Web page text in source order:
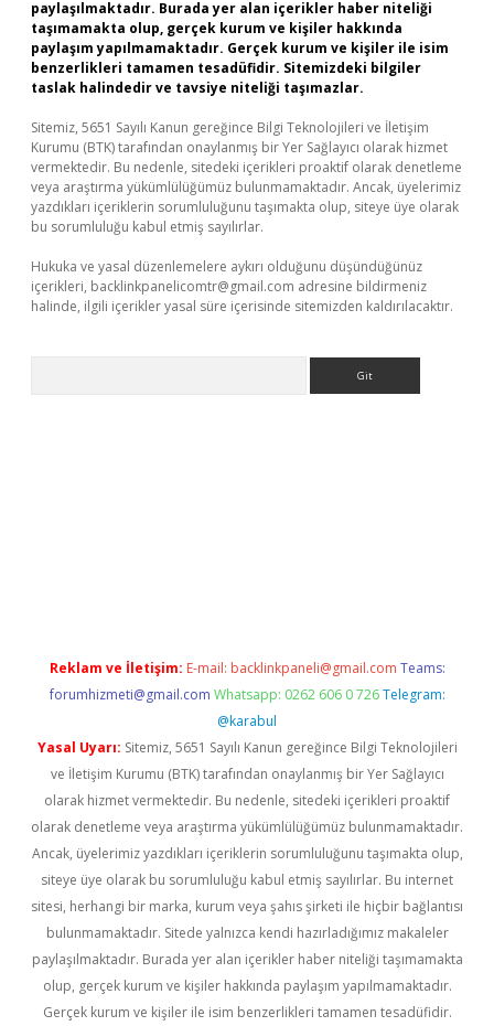
paylaşılmaktadır. Burada yer alan içerikler haber niteliği
taşımamakta olup, gerçek kurum ve kişiler hakkında
paylaşım yapılmamaktadır. Gerçek kurum ve kişiler ile isim
benzerlikleri tamamen tesadüfidir. Sitemizdeki bilgiler
taslak halindedir ve tavsiye niteliği taşımazlar.
Sitemiz, 5651 Sayılı Kanun gereğince Bilgi Teknolojileri ve İletişim
Kurumu (BTK) tarafından onaylanmış bir Yer Sağlayıcı olarak hizmet
vermektedir. Bu nedenle, sitedeki içerikleri proaktif olarak denetleme
veya araştırma yükümlülüğümüz bulunmamaktadır. Ancak, üyelerimiz
yazdıkları içeriklerin sorumluluğunu taşımakta olup, siteye üye olarak
bu sorumluluğu kabul etmiş sayılırlar.
Hukuka ve yasal düzenlemelere aykırı olduğunu düşündüğünüz
içerikleri, backlinkpanelicomtr@gmail.com adresine bildirmeniz
halinde, ilgili içerikler yasal süre içerisinde sitemizden kaldırılacaktır.
Reklam ve İletişim: E-mail: backlinkpaneli@gmail.com Teams:
forumhizmeti@gmail.com Whatsapp: 0262 606 0 726 Telegram:
@karabul
Yasal Uyarı: Sitemiz, 5651 Sayılı Kanun gereğince Bilgi Teknolojileri
ve İletişim Kurumu (BTK) tarafından onaylanmış bir Yer Sağlayıcı
olarak hizmet vermektedir. Bu nedenle, sitedeki içerikleri proaktif
olarak denetleme veya araştırma yükümlülüğümüz bulunmamaktadır.
Ancak, üyelerimiz yazdıkları içeriklerin sorumluluğunu taşımakta olup,
siteye üye olarak bu sorumluluğu kabul etmiş sayılırlar. Bu internet
sitesi, herhangi bir marka, kurum veya şahıs şirketi ile hiçbir bağlantısı
bulunmamaktadır. Sitede yalnızca kendi hazırladığımız makaleler
paylaşılmaktadır. Burada yer alan içerikler haber niteliği taşımamakta
olup, gerçek kurum ve kişiler hakkında paylaşım yapılmamaktadır.
Gerçek kurum ve kişiler ile isim benzerlikleri tamamen tesadüfidir.